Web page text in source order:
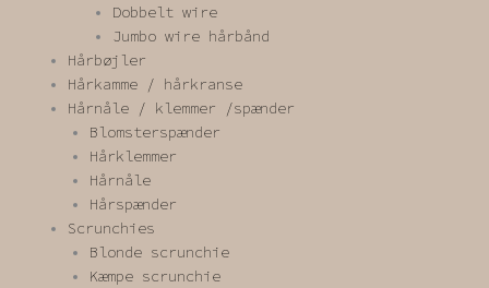
Dobbelt wire
Jumbo wire hårbånd
Hårbøjler
Hårkamme / hårkranse
Hårnåle / klemmer /spænder
Blomsterspænder
Hårklemmer
Hårnåle
Hårspænder
Scrunchies
Blonde scrunchie
Kæmpe scrunchie